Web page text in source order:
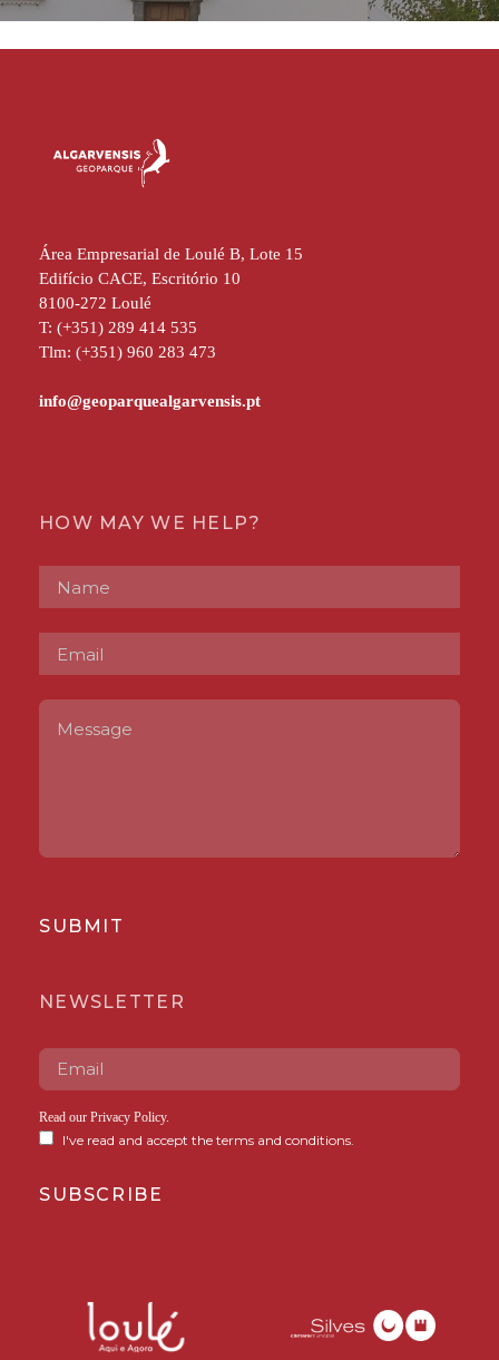
Área Empresarial de Loulé B, Lote 15
Edifício CACE, Escritório 10
8100-272 Loulé
T: (+351) 289 414 535
Tlm: (+351) 960 283 473
HOW MAY WE HELP?
SUBMIT
NEWSLETTER
Read our Privacy Policy.
I've read and accept the terms and conditions.